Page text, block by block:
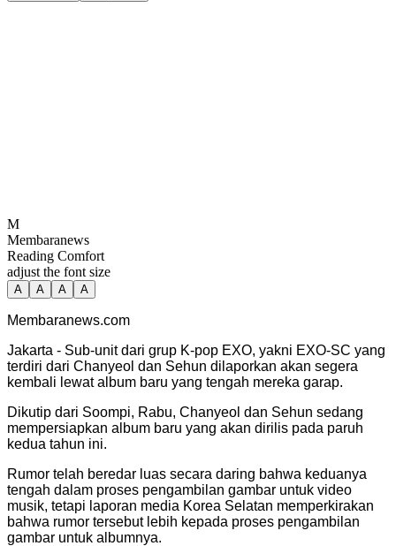
M
Membaranews
Reading Comfort
adjust the font size
A A A A
Membaranews.com
Jakarta - Sub-unit dari grup K-pop EXO, yakni EXO-SC yang
terdiri dari Chanyeol dan Sehun dilaporkan akan segera
kembali lewat album baru yang tengah mereka garap.
Dikutip dari Soompi, Rabu, Chanyeol dan Sehun sedang
mempersiapkan album baru yang akan dirilis pada paruh
kedua tahun ini.
Rumor telah beredar luas secara daring bahwa keduanya
tengah dalam proses pengambilan gambar untuk video
musik, tetapi laporan media Korea Selatan memperkirakan
bahwa rumor tersebut lebih kepada proses pengambilan
gambar untuk albumnya.